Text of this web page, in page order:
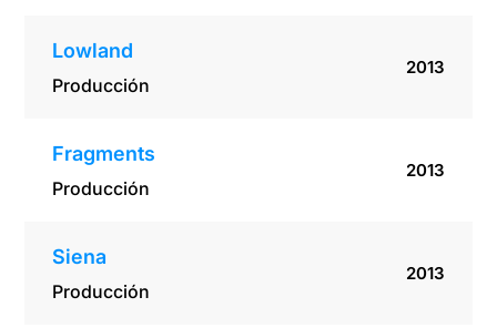
Lowland
Producción
2013
Fragments
Producción
2013
Siena
Producción
2013